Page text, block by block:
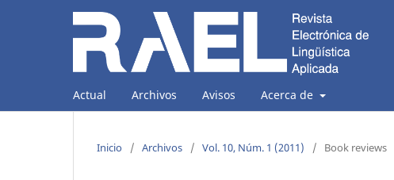
Actual Archivos Avisos Acerca de
Inicio / Archivos / Vol. 10, Núm. 1 (2011) / Book reviews